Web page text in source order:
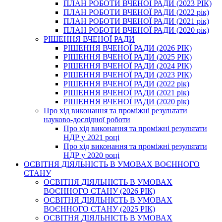
ПЛАН РОБОТИ ВЧЕНОЇ РАДИ (2023 РІК)
ПЛАН РОБОТИ ВЧЕНОЇ РАДИ (2022 рік)
ПЛАН РОБОТИ ВЧЕНОЇ РАДИ (2021 рік)
ПЛАН РОБОТИ ВЧЕНОЇ РАДИ (2020 рік)
РІШЕННЯ ВЧЕНОЇ РАДИ
РІШЕННЯ ВЧЕНОЇ РАДИ (2026 РІК)
РІШЕННЯ ВЧЕНОЇ РАДИ (2025 РІК)
РІШЕННЯ ВЧЕНОЇ РАДИ (2024 РІК)
РІШЕННЯ ВЧЕНОЇ РАДИ (2023 РІК)
РІШЕННЯ ВЧЕНОЇ РАДИ (2022 рік)
РІШЕННЯ ВЧЕНОЇ РАДИ (2021 рік)
РІШЕННЯ ВЧЕНОЇ РАДИ (2020 рік)
Про хід виконання та проміжні результати
науково-дослідної роботи
Про хід виконання та проміжні результати
НДР у 2021 році
Про хід виконання та проміжні результати
НДР у 2020 році
ОСВІТНЯ ДІЯЛЬНІСТЬ В УМОВАХ ВОЄННОГО
СТАНУ
ОСВІТНЯ ДІЯЛЬНІСТЬ В УМОВАХ
ВОЄННОГО СТАНУ (2026 РІК)
ОСВІТНЯ ДІЯЛЬНІСТЬ В УМОВАХ
ВОЄННОГО СТАНУ (2025 РІК)
ОСВІТНЯ ДІЯЛЬНІСТЬ В УМОВАХ